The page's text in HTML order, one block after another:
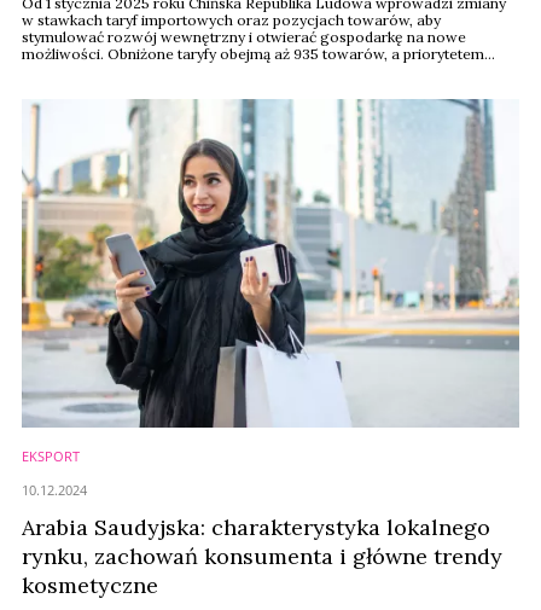
w stawkach taryf importowych oraz pozycjach towarów, aby
stymulować rozwój wewnętrzny i otwierać gospodarkę na nowe
możliwości. Obniżone taryfy obejmą aż 935 towarów, a priorytetem
EKSPORT
Arabia Saudyjska: charakterystyka lokalnego
rynku, zachowań konsumenta i główne trendy
kosmetyczne
10.12.2024